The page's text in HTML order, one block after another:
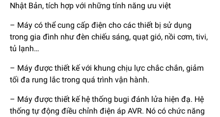
Nhật Bản, tích hợp với những tính năng ưu việt
– Máy có thể cung cấp điện cho các thiết bị sử dụng
trong gia đình như đèn chiếu sáng, quạt gió, nồi cơm, tivi,
tủ lạnh…
– Máy được thiết kế với khung chịu lực chắc chắn, giảm
tối đa rung lắc trong quá trình vận hành.
– Máy được thiết kế hệ thống bugi đánh lửa hiện đạ. Hệ
thống tự động điều chỉnh điện áp AVR. Nó có chức năng